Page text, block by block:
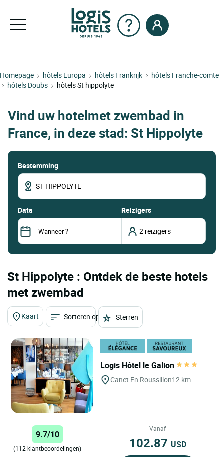
Homepage hôtels Europa hôtels Frankrijk
hôtels Franche-comte
hôtels Doubs
hôtels St hippolyte
Vind uw hotelmet zwembad in
France, in deze stad: St Hippolyte
Bestemming
data Reizigers
St Hippolyte : Ontdek de beste hotels
met zwembad
Kaart Sorteren op Sterren
Logis Hôtel le Galion
Canet En Roussillon12 km
9.7/10
(112 klantbeoordelingen)
Vanaf
102.87 USD